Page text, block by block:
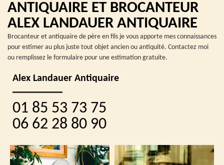
ANTIQUAIRE ET BROCANTEUR
ALEX LANDAUER ANTIQUAIRE
Brocanteur et antiquaire de père en fils je vous apporte mes connaissances
pour estimer au plus juste tout objet ancien ou antiquité. Contactez moi
ou remplissez le formulaire pour une estimation gratuite.
Alex Landauer Antiquaire
01 85 53 73 75
06 62 28 80 90